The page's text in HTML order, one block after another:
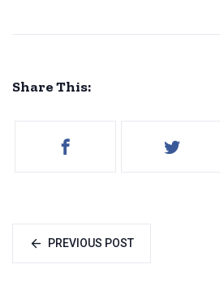
Share This:
PREVIOUS POST